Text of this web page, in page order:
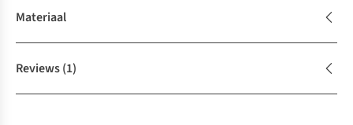
Materiaal
Reviews(1)